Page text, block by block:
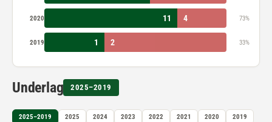
2020 11 4 73%
2019 1 2 33%
Underlag 2025–2019
2025–2019 2025 2024 2023 2022 2021 2020 2019